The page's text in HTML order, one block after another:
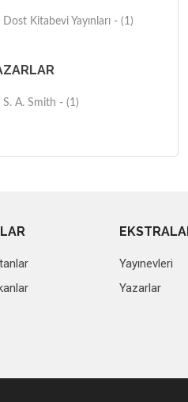
Dost Kitabevi Yayınları - (1)
S. A. Smith - (1)
Yayınevleri
Yazarlar